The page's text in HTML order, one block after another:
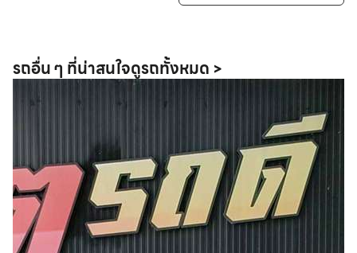
รถอื่น ๆ ที่น่าสนใจดูรถทั้งหมด >